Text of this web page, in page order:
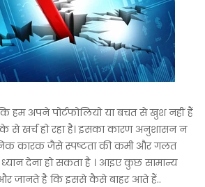
हम अपने पोर्टफोलियो या बचत से खुश नहीं हैं
से खर्च हो रहा है। इसका कारण अनुशासन न
कारक जैसे स्पष्टता की कमी और गलत
देना हो सकता है । आइए कुछ सामान्य
जानते है कि इससे कैसे बाहर आते हैं..